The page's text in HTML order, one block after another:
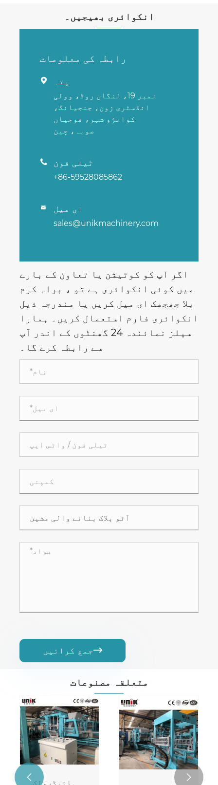
انکوائری بھیجیں۔
رابطہ کی معلومات
 پتہ
نمبر 19، لنگان روڈ، وولی
انڈسٹری زون، جنجیانگ،
کوانژو شہر، فوجیان
صوبہ، چین
 ٹیلی فون
+86-59528085862
 ای میل
sales@unikmachinery.com
اگر آپ کو کوٹیشن یا تعاون کے بارے
میں کوئی انکوائری ہے تو ، براہ کرم
بلا جھجھک ای میل کریں یا مندرجہ ذیل
انکوائری فارم استعمال کریں۔ ہمارا
سیلز نمائندہ 24 گھنٹوں کے اندر آپ
سے رابطہ کرے گا۔
جمع کرائیں
متعلقہ مصنوعات
ہائیڈرولک
 